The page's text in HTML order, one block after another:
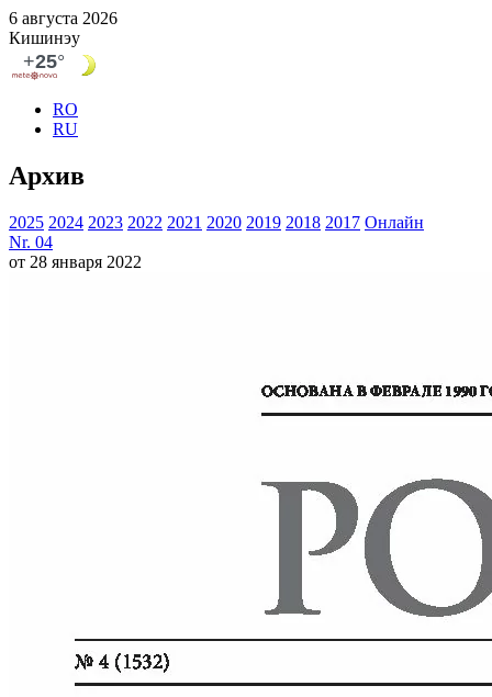
6 августа 2026
Кишинэу
RO
RU
Архив
2025 2024 2023 2022 2021 2020 2019 2018 2017 Онлайн
Nr. 04
от 28 января 2022